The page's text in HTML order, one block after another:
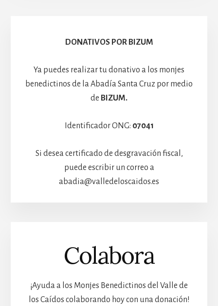
Hospedería
DONATIVOS POR BIZUM
Ya puedes realizar tu donativo a los monjes
benedictinos de la Abadía Santa Cruz por medio
de BIZUM.
Identificador ONG: 07041
Si desea certificado de desgravación fiscal,
puede escribir un correo a
abadia@valledeloscaidos.es
Colabora
¡Ayuda a los Monjes Benedictinos del Valle de
los Caídos colaborando hoy con una donación!